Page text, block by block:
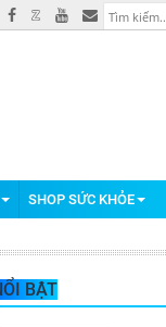
SHOP SỨC KHỎE
BẬT